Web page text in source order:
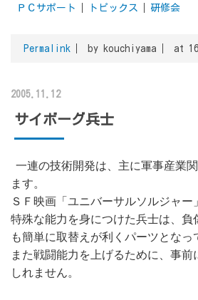
ＰＣサポート トピックス 研修会
Permalink by kouchiyama at
2005.11.12
サイボーグ兵士
一連の技術開発は、主に軍事産業
ます。
ＳＦ映画「ユニバーサルソルジャー
特殊な能力を身につけた兵士は、負
も簡単に取替えが利くパーツとなっ
また戦闘能力を上げるために、事前
しれません。